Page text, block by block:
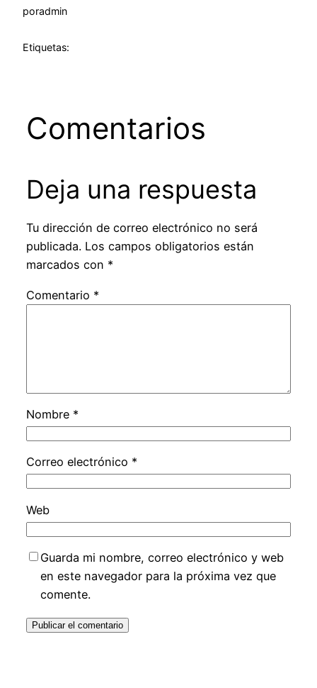
poradmin
Etiquetas:
Comentarios
Deja una respuesta
Tu dirección de correo electrónico no será
publicada. Los campos obligatorios están
marcados con *
Comentario *
Nombre *
Correo electrónico *
Web
Guarda mi nombre, correo electrónico y web
en este navegador para la próxima vez que
comente.